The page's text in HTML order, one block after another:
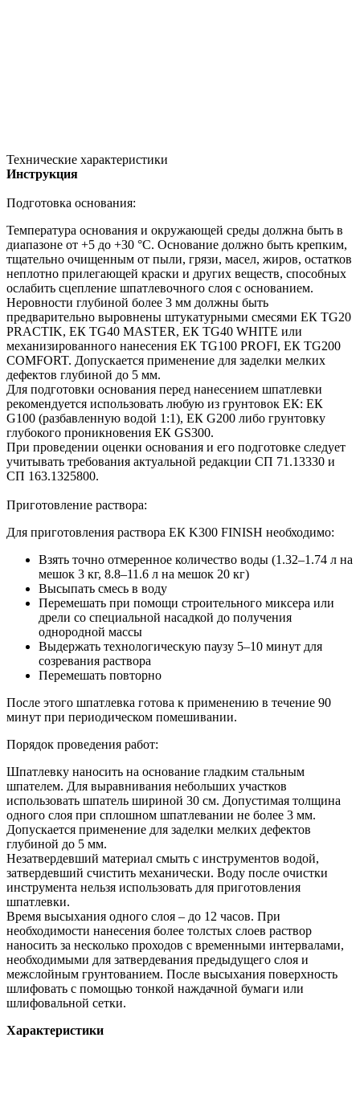
Технические характеристики
Инструкция
Подготовка основания:
Температура основания и окружающей среды должна быть в
диапазоне от +5 до +30 °С. Основание должно быть крепким,
тщательно очищенным от пыли, грязи, масел, жиров, остатков
неплотно прилегающей краски и других веществ, способных
ослабить сцепление шпатлевочного слоя с основанием.
Неровности глубиной более 3 мм должны быть
предварительно выровнены штукатурными смесями ЕК ТG20
PRACTIK, ЕК ТG40 MASTER, ЕК TG40 WHITE или
механизированного нанесения ЕК TG100 PROFI, ЕК TG200
COMFORT. Допускается применение для заделки мелких
дефектов глубиной до 5 мм.
Для подготовки основания перед нанесением шпатлевки
рекомендуется использовать любую из грунтовок ЕК: ЕК
G100 (разбавленную водой 1:1), ЕК G200 либо грунтовку
глубокого проникновения ЕК GS300.
При проведении оценки основания и его подготовке следует
учитывать требования актуальной редакции СП 71.13330 и
СП 163.1325800.
Приготовление раствора:
Для приготовления раствора ЕК K300 FINISH необходимо:
Взять точно отмеренное количество воды (1.32–1.74 л на
мешок 3 кг, 8.8–11.6 л на мешок 20 кг)
Высыпать смесь в воду
Перемешать при помощи строительного миксера или
дрели со специальной насадкой до получения
однородной массы
Выдержать технологическую паузу 5–10 минут для
созревания раствора
Перемешать повторно
После этого шпатлевка готова к применению в течение 90
минут при периодическом помешивании.
Порядок проведения работ:
Шпатлевку наносить на основание гладким стальным
шпателем. Для выравнивания небольших участков
использовать шпатель шириной 30 см. Допустимая толщина
одного слоя при сплошном шпатлевании не более 3 мм.
Допускается применение для заделки мелких дефектов
глубиной до 5 мм.
Незатвердевший материал смыть с инструментов водой,
затвердевший счистить механически. Воду после очистки
инструмента нельзя использовать для приготовления
шпатлевки.
Время высыхания одного слоя – до 12 часов. При
необходимости нанесения более толстых слоев раствор
наносить за несколько проходов с временными интервалами,
необходимыми для затвердевания предыдущего слоя и
межслойным грунтованием. После высыхания поверхность
шлифовать с помощью тонкой наждачной бумаги или
шлифовальной сетки.
Характеристики